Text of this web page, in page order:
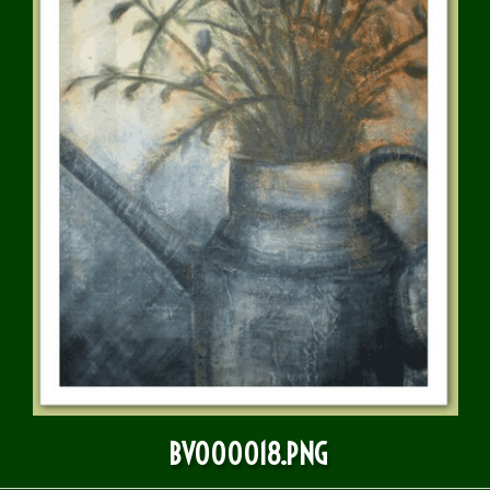
BULLETIN D'INFOS
BV000018.PNG